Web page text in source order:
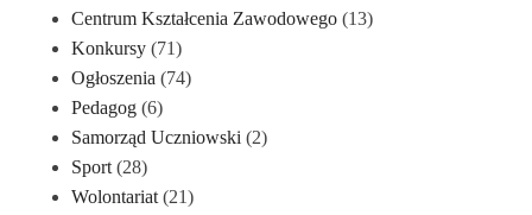
Centrum Kształcenia Zawodowego (13)
Konkursy (71)
Ogłoszenia (74)
Pedagog (6)
Samorząd Uczniowski (2)
Sport (28)
Wolontariat (21)